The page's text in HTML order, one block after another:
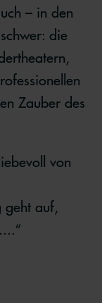
– in den
die
Zauber des
von
geht auf,